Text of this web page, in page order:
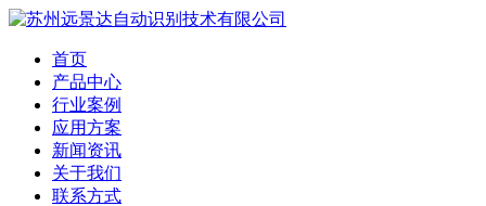
首页
产品中心
行业案例
应用方案
新闻资讯
关于我们
联系方式